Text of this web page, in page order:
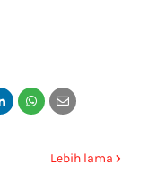
Lebih lama